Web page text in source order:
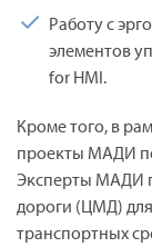
Работу с
элементов
for HMI.
Кроме того, в
проекты МАДИ
Эксперты МАДИ
дороги (ЦМД)
транспортных